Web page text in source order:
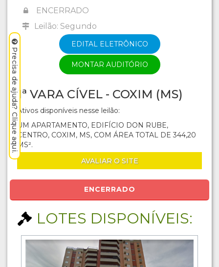
ENCERRADO
Leilão: Segundo
EDITAL ELETRÔNICO
MONTAR AUDITÓRIO
1ª VARA CÍVEL - COXIM (MS)
Ativos disponíveis nesse leilão:
UM APARTAMENTO, EDIFÍCIO DON RUBE,
CENTRO, COXIM, MS, COM ÁREA TOTAL DE 344,20
MS².
AVALIAR O SITE
ENCERRADO
LOTES DISPONÍVEIS:
Precisa de ajuda? Clique aqui.